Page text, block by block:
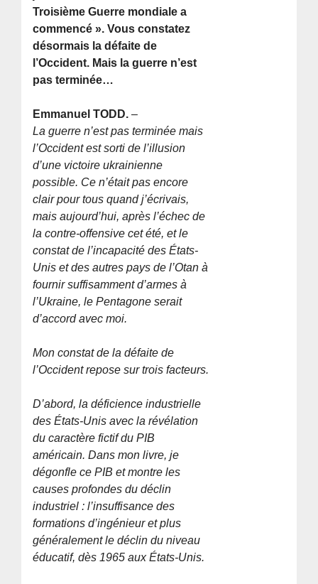
Troisième Guerre mondiale a
commencé ». Vous constatez
désormais la défaite de
l’Occident. Mais la guerre n’est
pas terminée…
Emmanuel TODD. –
La guerre n’est pas terminée mais
l’Occident est sorti de l’illusion
d’une victoire ukrainienne
possible. Ce n’était pas encore
clair pour tous quand j’écrivais,
mais aujourd’hui, après l’échec de
la contre-offensive cet été, et le
constat de l’incapacité des États-
Unis et des autres pays de l’Otan à
fournir suffisamment d’armes à
l’Ukraine, le Pentagone serait
d’accord avec moi.
Mon constat de la défaite de
l’Occident repose sur trois facteurs.
D’abord, la déficience industrielle
des États-Unis avec la révélation
du caractère fictif du PIB
américain. Dans mon livre, je
dégonfle ce PIB et montre les
causes profondes du déclin
industriel : l’insuffisance des
formations d’ingénieur et plus
généralement le déclin du niveau
éducatif, dès 1965 aux États-Unis.